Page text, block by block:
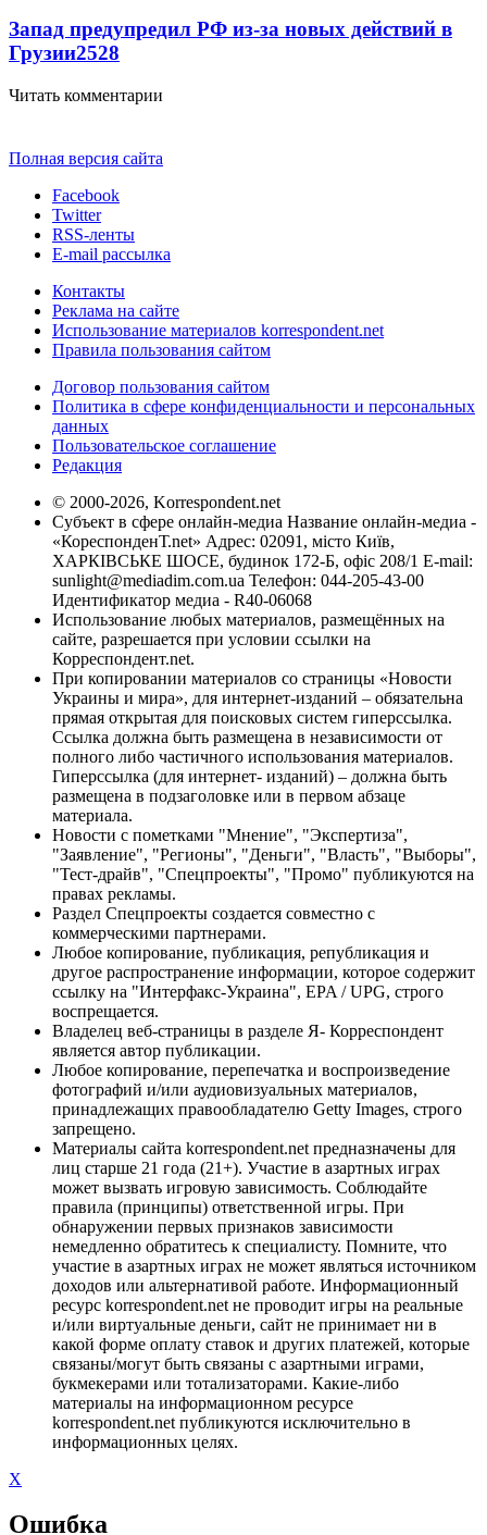
Запад предупредил РФ из-за новых действий в
Грузии2528
Читать комментарии
Полная версия сайта
Facebook
Twitter
RSS-ленты
E-mail рассылка
Контакты
Реклама на сайте
Использование материалов korrespondent.net
Правила пользования сайтом
Договор пользования сайтом
Политика в сфере конфиденциальности и персональных
данных
Пользовательское соглашение
Редакция
© 2000-2026, Korrespondent.net
Субъект в сфере онлайн-медиа Название онлайн-медиа -
«КореспонденТ.net» Адрес: 02091, місто Київ,
ХАРКІВСЬКЕ ШОСЕ, будинок 172-Б, офіс 208/1 E-mail:
sunlight@mediadim.com.ua Телефон: 044-205-43-00
Идентификатор медиа - R40-06068
Использование любых материалов, размещённых на
сайте, разрешается при условии ссылки на
Корреспондент.net.
При копировании материалов со страницы «Новости
Украины и мира», для интернет-изданий – обязательна
прямая открытая для поисковых систем гиперссылка.
Ссылка должна быть размещена в независимости от
полного либо частичного использования материалов.
Гиперссылка (для интернет- изданий) – должна быть
размещена в подзаголовке или в первом абзаце
материала.
Новости с пометками "Мнение", "Экспертиза",
"Заявление", "Регионы", "Деньги", "Власть", "Выборы",
"Тест-драйв", "Спецпроекты", "Промо" публикуются на
правах рекламы.
Раздел Спецпроекты создается совместно с
коммерческими партнерами.
Любое копирование, публикация, републикация и
другое распространение информации, которое содержит
ссылку на "Интерфакс-Украина", EPA / UPG, строго
воспрещается.
Владелец веб-страницы в разделе Я- Корреспондент
является автор публикации.
Любое копирование, перепечатка и воспроизведение
фотографий и/или аудиовизуальных материалов,
принадлежащих правообладателю Getty Images, строго
запрещено.
Материалы сайта korrespondent.net предназначены для
лиц старше 21 года (21+). Участие в азартных играх
может вызвать игровую зависимость. Соблюдайте
правила (принципы) ответственной игры. При
обнаружении первых признаков зависимости
немедленно обратитесь к специалисту. Помните, что
участие в азартных играх не может являться источником
доходов или альтернативой работе. Информационный
ресурс korrespondent.net не проводит игры на реальные
и/или виртуальные деньги, сайт не принимает ни в
какой форме оплату ставок и других платежей, которые
связаны/могут быть связаны с азартными играми,
букмекерами или тотализаторами. Какие-либо
материалы на информационном ресурсе
korrespondent.net публикуются исключительно в
информационных целях.
X
Ошибка